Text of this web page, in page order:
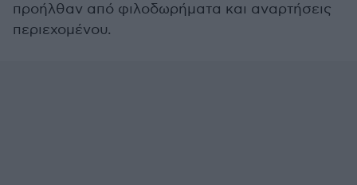
προήλθαν από φιλοδωρήματα και αναρτήσεις
περιεχομένου.